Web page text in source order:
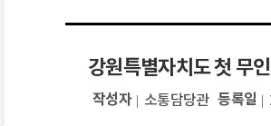
강원특별자치도 첫 무
작성자 소통담당관 등록일